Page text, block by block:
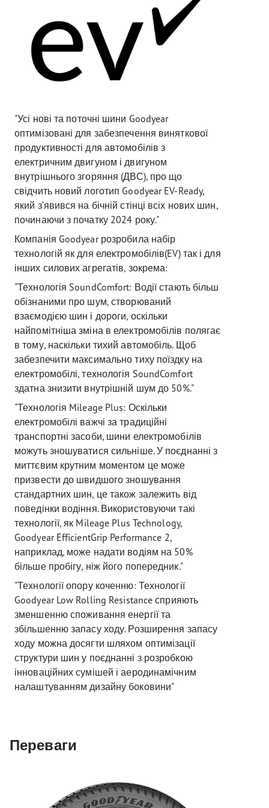
"Усі нові та поточні шини Goodyear
оптимізовані для забезпечення виняткової
продуктивності для автомобілів з
електричним двигуном і двигуном
внутрішнього згоряння (ДВС), про що
свідчить новий логотип Goodyear EV-Ready,
який з’явився на бічній стінці всіх нових шин,
починаючи з початку 2024 року."
Компанія Goodyear розробила набір
технологій як для електромобілів(EV) так і для
інших силових агрегатів, зокрема:
"Технологія SoundComfort: Водії стають більш
обізнаними про шум, створюваний
взаємодією шин і дороги, оскільки
найпомітніша зміна в електромобілів полягає
в тому, наскільки тихий автомобіль. Щоб
забезпечити максимально тиху поїздку на
електромобілі, технологія SoundComfort
здатна знизити внутрішній шум до 50%."
"Технологія Mileage Plus: Оскільки
електромобілі важчі за традиційні
транспортні засоби, шини електромобілів
можуть зношуватися сильніше. У поєднанні з
миттєвим крутним моментом це може
призвести до швидшого зношування
стандартних шин, це також залежить від
поведінки водіння. Використовуючи такі
технології, як Mileage Plus Technology,
Goodyear EfficientGrip Performance 2,
наприклад, може надати водіям на 50%
більше пробігу, ніж його попередник."
"Технології опору коченню: Технології
Goodyear Low Rolling Resistance сприяють
зменшенню споживання енергії та
збільшенню запасу ходу. Розширення запасу
ходу можна досягти шляхом оптимізації
структури шин у поєднанні з розробкою
інноваційних сумішей і аеродинамічним
налаштуванням дизайну боковини"
Переваги